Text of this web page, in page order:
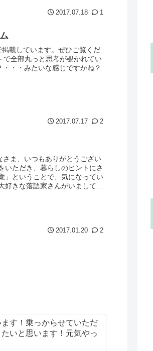
2017.07.18 1
載しています。ぜひご覧くだ
で全部丸っと思考が覗かれてい
・・みたいな感じですかね？
2017.07.17 2
ま、いつもありがとうござい
いただき、暮らしのヒントにさ
」ということで、気になってい
好きな落語家さんがいまして
2017.01.20 2
す！乗っからせていただ
いと思います！元気やっ